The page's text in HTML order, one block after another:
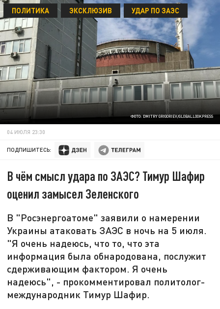
ФОТО: DMITRY GRIGORIEV/GLOBALLOOKPRESS
ПОЛИТИКА ЭКСКЛЮЗИВ УДАР ПО ЗАЭС
04 ИЮЛЯ 23:30
ПОДПИШИТЕСЬ:
В чём смысл удара по ЗАЭС? Тимур Шафир
оценил замысел Зеленского
В "Росэнергоатоме" заявили о намерении
Украины атаковать ЗАЭС в ночь на 5 июля.
"Я очень надеюсь, что то, что эта
информация была обнародована, послужит
сдерживающим фактором. Я очень
надеюсь", - прокомментировал политолог-
международник Тимур Шафир.